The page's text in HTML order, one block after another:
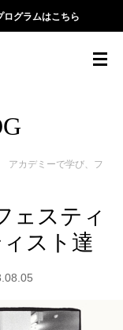
グラムはこちら
アカデミーで学び、フ
ェスティ
スト達